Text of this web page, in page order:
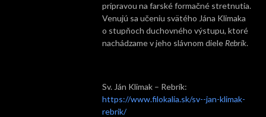
prípravou na farské formačné stretnutia.
Venujú sa učeniu svätého Jána Klimaka
o stupňoch duchovného výstupu, ktoré
nachádzame v jeho slávnom diele Rebrík.
Sv. Ján Klimak – Rebrík:
https://www.filokalia.sk/sv--jan-klimak-
rebrik/